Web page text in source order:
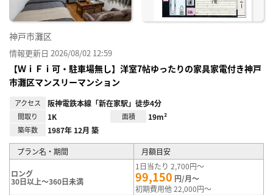
神戸市灘区
情報更新日 2026/08/02 12:59
【ＷｉＦｉ可・駐車場無し】洋室7帖ゆったりの家具家電付き神戸
市灘区マンスリーマンション
アクセス 阪神電鉄本線「新在家駅」徒歩4分
間取り 1K 面積 19m²
築年数 1987年 12月 築
プラン名・期間 月額目安
ロング
30日以上～360日未満
1日当たり 2,700円～
99,150 円/月～
初期費用他 22,000円～